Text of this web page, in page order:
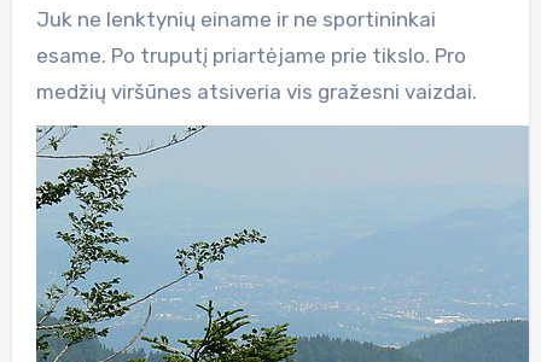
Juk ne lenktynių einame ir ne sportininkai
esame. Po truputį priartėjame prie tikslo. Pro
medžių viršūnes atsiveria vis gražesni vaizdai.